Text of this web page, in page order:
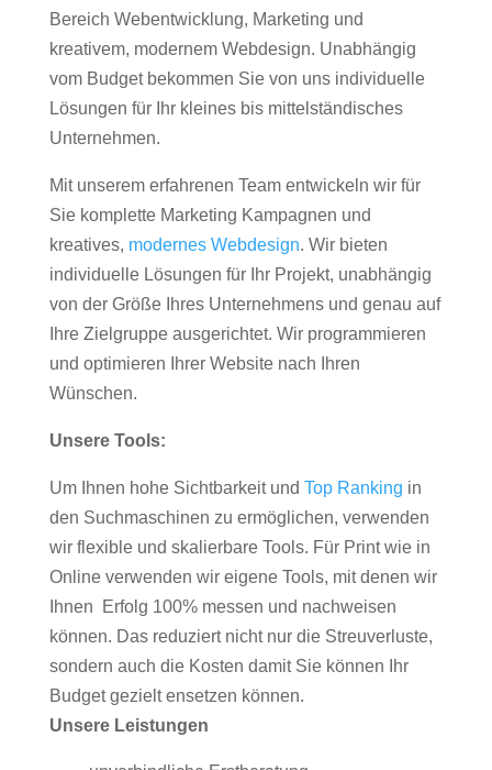
Bereich Webentwicklung, Marketing und
kreativem, modernem Webdesign. Unabhängig
vom Budget bekommen Sie von uns individuelle
Lösungen für Ihr kleines bis mittelständisches
Unternehmen.
Mit unserem erfahrenen Team entwickeln wir für
Sie komplette Marketing Kampagnen und
kreatives, modernes Webdesign. Wir bieten
individuelle Lösungen für Ihr Projekt, unabhängig
von der Größe Ihres Unternehmens und genau auf
Ihre Zielgruppe ausgerichtet. Wir programmieren
und optimieren Ihrer Website nach Ihren
Wünschen.
Unsere Tools:
Um Ihnen hohe Sichtbarkeit und Top Ranking in
den Suchmaschinen zu ermöglichen, verwenden
wir flexible und skalierbare Tools. Für Print wie in
Online verwenden wir eigene Tools, mit denen wir
Ihnen Erfolg 100% messen und nachweisen
können. Das reduziert nicht nur die Streuverluste,
sondern auch die Kosten damit Sie können Ihr
Budget gezielt ensetzen können.
Unsere Leistungen